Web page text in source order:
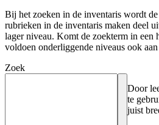
Bij het zoeken in de inventaris wordt
rubrieken in de inventaris maken deel
lager niveau. Komt de zoekterm in een
voldoen onderliggende niveaus ook
Zoek
Door
te
juist